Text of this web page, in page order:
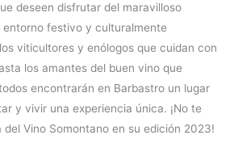
deseen disfrutar del maravilloso
entorno festivo y culturalmente
viticultores y enólogos que cuidan con
los amantes del buen vino que
encontrarán en Barbastro un lugar
y vivir una experiencia única. ¡No te
del Vino Somontano en su edición 2023!